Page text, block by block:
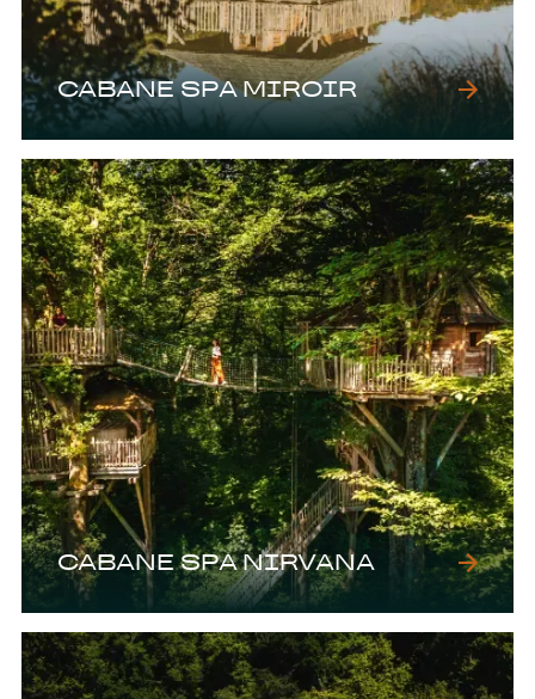
CABANE SPA MIROIR
CABANE SPA NIRVANA